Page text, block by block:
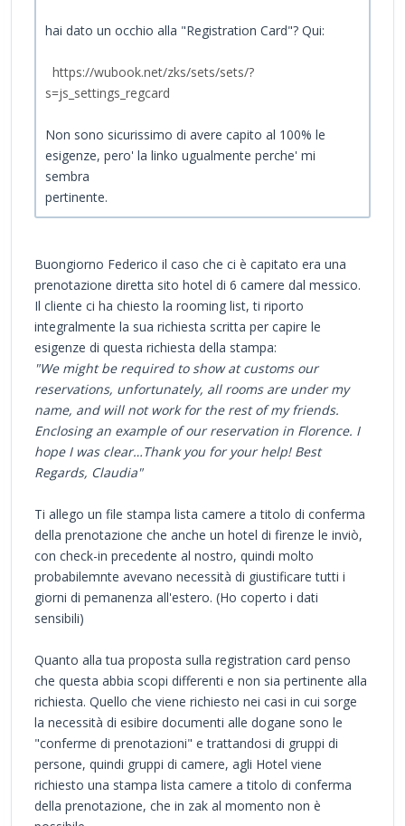
hai dato un occhio alla "Registration Card"? Qui:
https://wubook.net/zks/sets/sets/?
s=js_settings_regcard
Non sono sicurissimo di avere capito al 100% le
esigenze, pero' la linko ugualmente perche' mi
sembra
pertinente.
Buongiorno Federico il caso che ci è capitato era una
prenotazione diretta sito hotel di 6 camere dal messico.
Il cliente ci ha chiesto la rooming list, ti riporto
integralmente la sua richiesta scritta per capire le
esigenze di questa richiesta della stampa:
"We might be required to show at customs our
reservations, unfortunately, all rooms are under my
name, and will not work for the rest of my friends.
Enclosing an example of our reservation in Florence. I
hope I was clear…Thank you for your help! Best
Regards, Claudia"
Ti allego un file stampa lista camere a titolo di conferma
della prenotazione che anche un hotel di firenze le inviò,
con check-in precedente al nostro, quindi molto
probabilemnte avevano necessità di giustificare tutti i
giorni di pemanenza all'estero. (Ho coperto i dati
sensibili)
Quanto alla tua proposta sulla registration card penso
che questa abbia scopi differenti e non sia pertinente alla
richiesta. Quello che viene richiesto nei casi in cui sorge
la necessità di esibire documenti alle dogane sono le
"conferme di prenotazioni" e trattandosi di gruppi di
persone, quindi gruppi di camere, agli Hotel viene
richiesto una stampa lista camere a titolo di conferma
della prenotazione, che in zak al momento non è